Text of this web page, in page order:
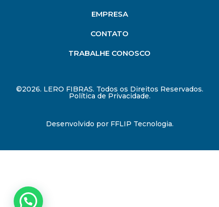
EMPRESA
CONTATO
TRABALHE CONOSCO
©2026. LERO FIBRAS. Todos os Direitos Reservados.
Política de Privacidade.
Desenvolvido por FFLIP Tecnologia.